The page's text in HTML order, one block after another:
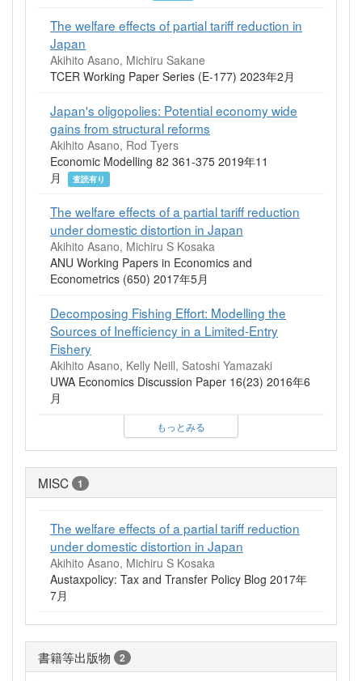
The welfare effects of partial tariff reduction in
Japan
Akihito Asano, Michiru Sakane
TCER Working Paper Series (E-177) 2023年2月
Japan's oligopolies: Potential economy wide
gains from structural reforms
Akihito Asano, Rod Tyers
Economic Modelling 82 361-375 2019年11
月
査読有り
The welfare effects of a partial tariff reduction
under domestic distortion in Japan
Akihito Asano, Michiru S Kosaka
ANU Working Papers in Economics and
Econometrics (650) 2017年5月
Decomposing Fishing Effort: Modelling the
Sources of Inefficiency in a Limited-Entry
Fishery
Akihito Asano, Kelly Neill, Satoshi Yamazaki
UWA Economics Discussion Paper 16(23) 2016年6
月
もっとみる
MISC 1
The welfare effects of a partial tariff reduction
under domestic distortion in Japan
Akihito Asano, Michiru S Kosaka
Austaxpolicy: Tax and Transfer Policy Blog 2017年
7月
書籍等出版物 2